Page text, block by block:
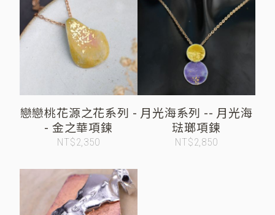
戀戀桃花源之花系列 -
- 金之華項鍊
NT$2,350
月光海系列 -- 月光海
琺瑯項鍊
NT$2,850